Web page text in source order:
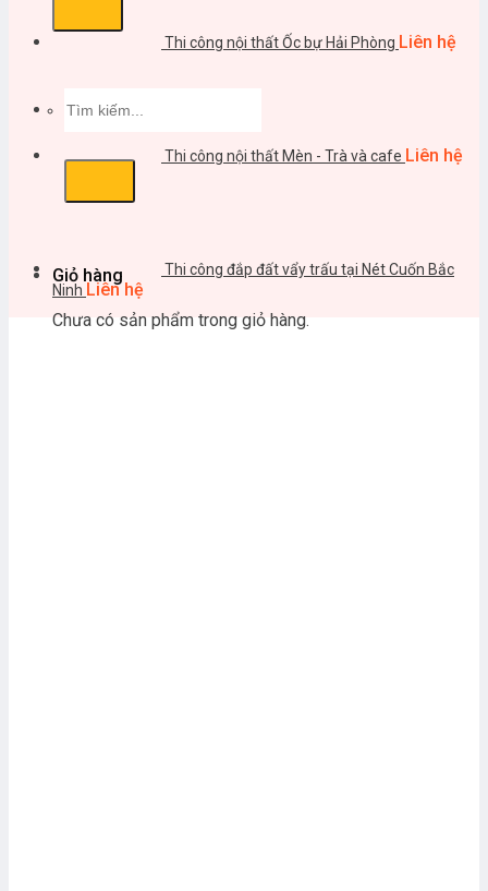
kiếm:
Giỏ hàng
Chưa có sản phẩm trong giỏ hàng.
Thi công nội thất Ốc bự Hải Phòng Liên hệ
Thi công nội thất Mèn - Trà và cafe Liên hệ
Thi công đắp đất vẩy trấu tại Nét Cuốn Bắc
Ninh Liên hệ